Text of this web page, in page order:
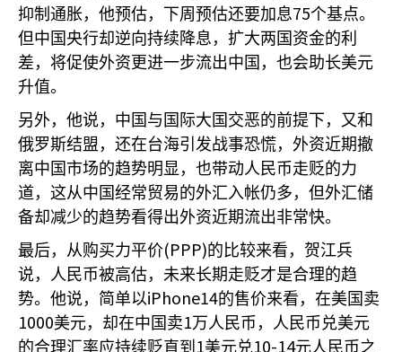
抑制通胀，他预估，下周预估还要加息75个基点。
但中国央行却逆向持续降息，扩大两国资金的利
差，将促使外资更进一步流出中国，也会助长美元
升值。
另外，他说，中国与国际大国交恶的前提下，又和
俄罗斯结盟，还在台海引发战事恐慌，外资近期撤
离中国市场的趋势明显，也带动人民币走贬的力
道，这从中国经常贸易的外汇入帐仍多，但外汇储
备却减少的趋势看得出外资近期流出非常快。
最后，从购买力平价(PPP)的比较来看，贺江兵
说，人民币被高估，未来长期走贬才是合理的趋
势。他说，简单以iPhone14的售价来看，在美国卖
1000美元，却在中国卖1万人民币，人民币兑美元
的合理汇率应持续贬直到 1美元兑10-14元人民币之